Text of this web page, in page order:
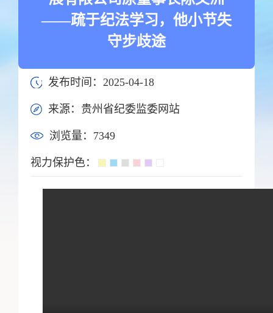
——疏于纪法学习，他小节失
守步歧途
发布时间：2025-04-18
来源：贵州省纪委监委网站
浏览量： 7349
视力保护色：